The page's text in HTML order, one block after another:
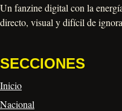
Un fanzine digital con la
directo, visual y difícil de
SECCIONES
Inicio
Nacional